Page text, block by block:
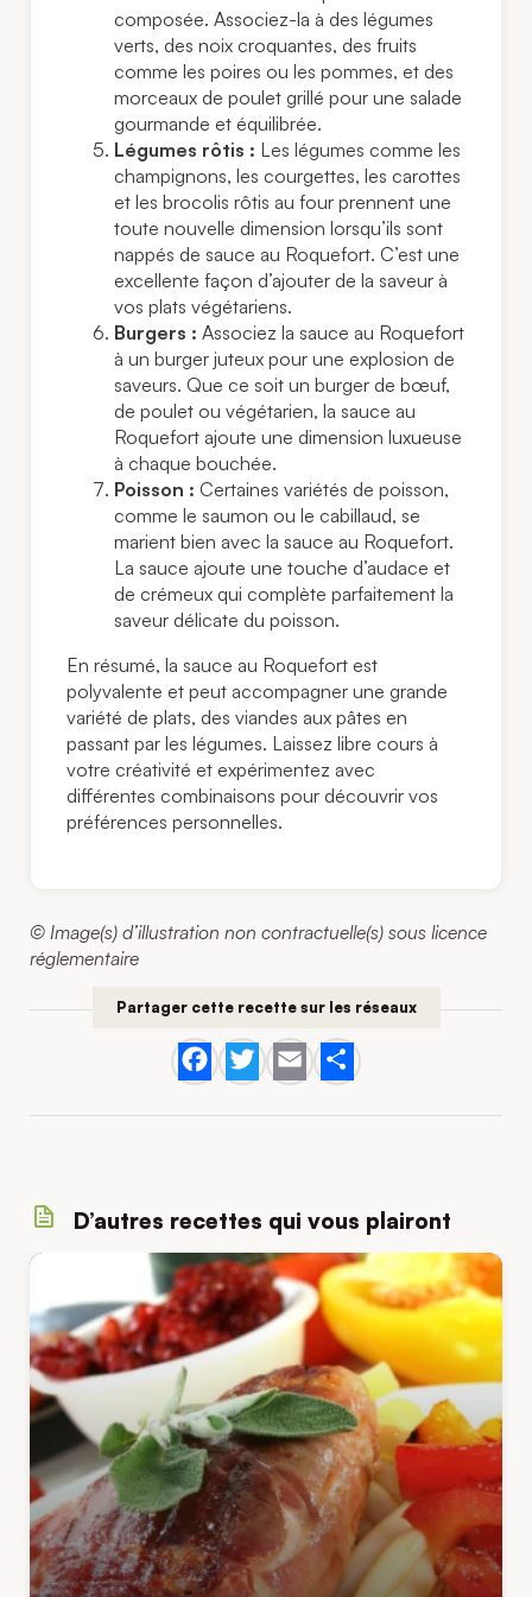
composée. Associez-la à des légumes
verts, des noix croquantes, des fruits
comme les poires ou les pommes, et des
morceaux de poulet grillé pour une salade
gourmande et équilibrée.
Légumes rôtis : Les légumes comme les
champignons, les courgettes, les carottes
et les brocolis rôtis au four prennent une
toute nouvelle dimension lorsqu’ils sont
nappés de sauce au Roquefort. C’est une
excellente façon d’ajouter de la saveur à
vos plats végétariens.
Burgers : Associez la sauce au Roquefort
à un burger juteux pour une explosion de
saveurs. Que ce soit un burger de bœuf,
de poulet ou végétarien, la sauce au
Roquefort ajoute une dimension luxueuse
à chaque bouchée.
Poisson : Certaines variétés de poisson,
comme le saumon ou le cabillaud, se
marient bien avec la sauce au Roquefort.
La sauce ajoute une touche d’audace et
de crémeux qui complète parfaitement la
saveur délicate du poisson.
En résumé, la sauce au Roquefort est
polyvalente et peut accompagner une grande
variété de plats, des viandes aux pâtes en
passant par les légumes. Laissez libre cours à
votre créativité et expérimentez avec
différentes combinaisons pour découvrir vos
préférences personnelles.
© Image(s) d’illustration non contractuelle(s) sous licence
réglementaire
Partager cette recette sur les réseaux
Facebook
Twitter
EmailShare
D’autres recettes qui vous plairont